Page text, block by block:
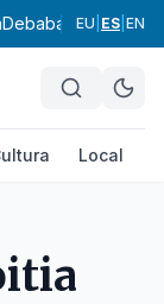
DebabarrenaGran
EU ES EN
Local